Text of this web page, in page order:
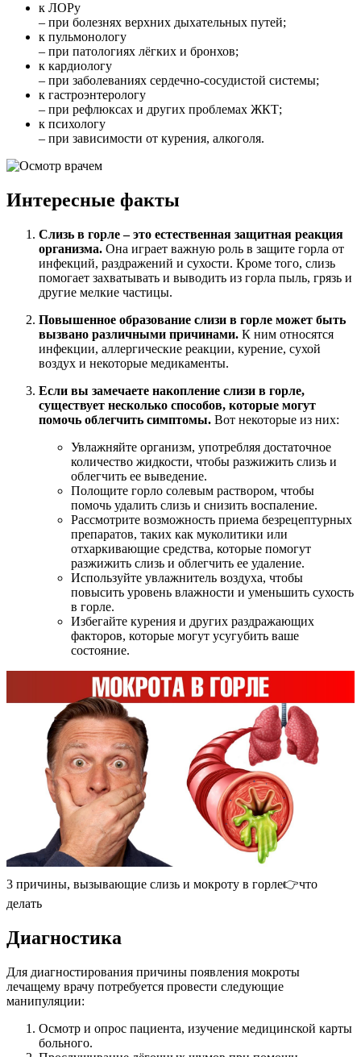
к ЛОРу
– при болезнях верхних дыхательных путей;
к пульмонологу
– при патологиях лёгких и бронхов;
к кардиологу
– при заболеваниях сердечно-сосудистой системы;
к гастроэнтерологу
– при рефлюксах и других проблемах ЖКТ;
к психологу
– при зависимости от курения, алкоголя.
Интересные факты
Слизь в горле – это естественная защитная реакция
организма. Она играет важную роль в защите горла от
инфекций, раздражений и сухости. Кроме того, слизь
помогает захватывать и выводить из горла пыль, грязь и
другие мелкие частицы.
Повышенное образование слизи в горле может быть
вызвано различными причинами. К ним относятся
инфекции, аллергические реакции, курение, сухой
воздух и некоторые медикаменты.
Если вы замечаете накопление слизи в горле,
существует несколько способов, которые могут
помочь облегчить симптомы. Вот некоторые из них:
Увлажняйте организм, употребляя достаточное
количество жидкости, чтобы разжижить слизь и
облегчить ее выведение.
Полощите горло солевым раствором, чтобы
помочь удалить слизь и снизить воспаление.
Рассмотрите возможность приема безрецептурных
препаратов, таких как муколитики или
отхаркивающие средства, которые помогут
разжижить слизь и облегчить ее удаление.
Используйте увлажнитель воздуха, чтобы
повысить уровень влажности и уменьшить сухость
в горле.
Избегайте курения и других раздражающих
факторов, которые могут усугубить ваше
состояние.
3 причины, вызывающие слизь и мокроту в горле👉что
делать
Диагностика
Для диагностирования причины появления мокроты
лечащему врачу потребуется провести следующие
манипуляции:
Осмотр и опрос пациента, изучение медицинской карты
больного.